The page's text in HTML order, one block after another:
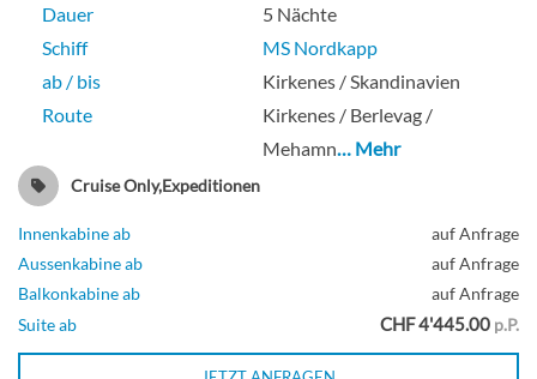
Dauer
5 Nächte
Schiff
MS Nordkapp
ab / bis
Kirkenes / Skandinavien
Route
Kirkenes / Berlevag /
Mehamn… Mehr
Cruise Only,Expeditionen
Innenkabine ab
auf Anfrage
Aussenkabine ab
auf Anfrage
Balkonkabine ab
auf Anfrage
Suite ab
CHF 4'445.00 p.P.